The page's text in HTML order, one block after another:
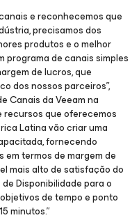
e reconhecemos que
precisamos dos
produtos e o melhor
programa de canais simples
de lucros, que
dos nossos parceiros”,
Canais da Veeam na
recursos que oferecemos
Latina vão criar uma
fornecendo
termos de margem de
mais alto de satisfação do
Disponibilidade para o
de tempo e ponto
minutos.”